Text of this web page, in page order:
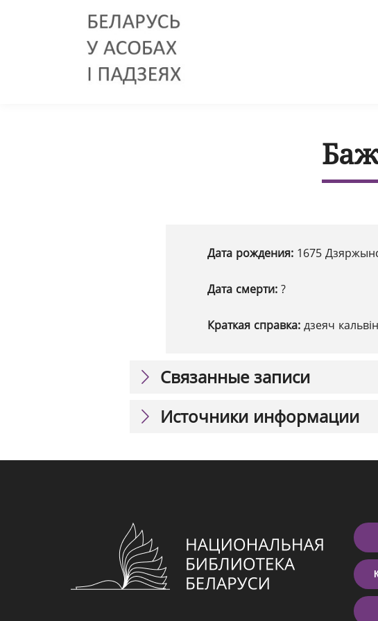
Дата рождения: 1675
Дата смерти: ?
Краткая справка: дзеяч
Связанные записи
Источники информации